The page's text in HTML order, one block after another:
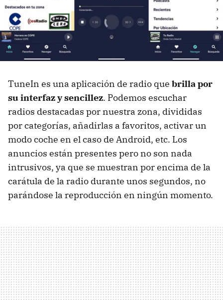
TuneIn es una aplicación de radio que brilla por
su interfaz y sencillez. Podemos escuchar
radios destacadas por nuestra zona, divididas
por categorías, añadirlas a favoritos, activar un
modo coche en el caso de Android, etc. Los
anuncios están presentes pero no son nada
intrusivos, ya que se muestran por encima de la
carátula de la radio durante unos segundos, no
parándose la reproducción en ningún momento.